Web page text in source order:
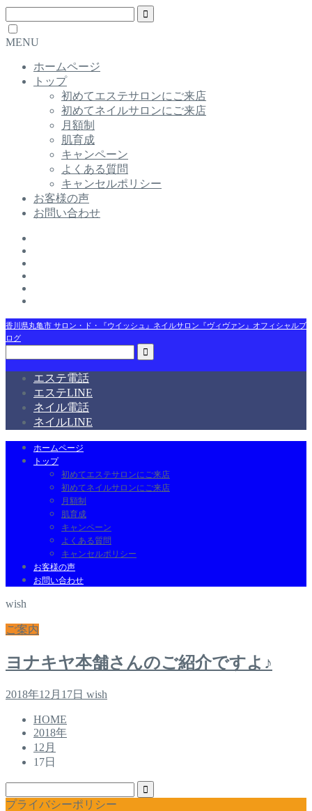
MENU
ホームページ
トップ
初めてエステサロンにご来店
初めてネイルサロンにご来店
月額制
肌育成
キャンペーン
よくある質問
キャンセルポリシー
お客様の声
お問い合わせ
香川県丸亀市 サロン・ド・『ウイッシュ』ネイルサロン『ヴィヴァン』オフィシャルブ
ログ
エステ電話
エステLINE
ネイル電話
ネイルLINE
ホームページ
トップ
初めてエステサロンにご来店
初めてネイルサロンにご来店
月額制
肌育成
キャンペーン
よくある質問
キャンセルポリシー
お客様の声
お問い合わせ
wish
ご案内
ヨナキヤ本舗さんのご紹介ですよ♪
2018年12月17日 wish
HOME
2018年
12月
17日
プライバシーポリシー